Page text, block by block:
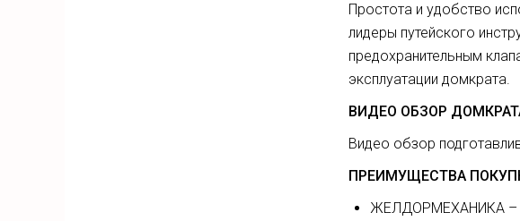
Простота и удобство
лидеры путейского
предохранительным
эксплуатации домкрата.
ВИДЕО ОБЗОР
Видео обзор
ПРЕИМУЩЕСТВА
ЖЕЛДОРМЕХАНИКА –